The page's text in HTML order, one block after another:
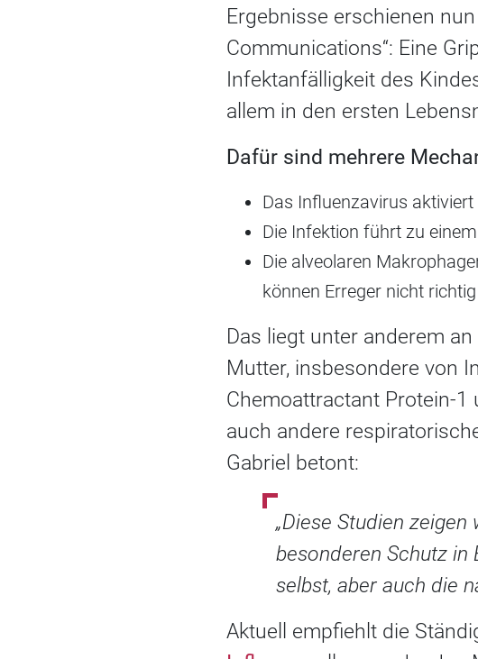
Ergebnisse erschienen
Communications“: Eine
Infektanfälligkeit des
allem in den ersten
Dafür sind mehrere
Das Influenzavirus
Die Infektion führt zu
Die alveolaren
können Erreger nicht
Das liegt unter anderem
Mutter, insbesondere von
Chemoattractant Protein-1
auch andere
Gabriel betont:
„Diese Studien
besonderen Schutz in
selbst, aber auch die
Aktuell empfiehlt die